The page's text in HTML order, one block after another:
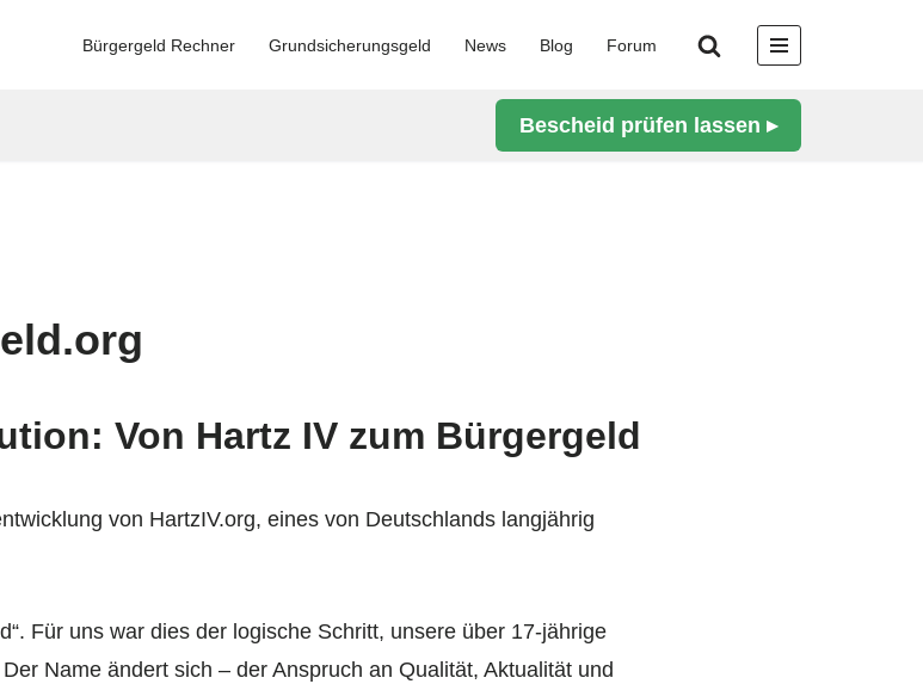
Bürgergeld Rechner Grundsicherungsgeld News Blog Forum
Bescheid prüfen lassen ▸
Von Hartz IV zum Bürgergeld
von HartzIV.org, eines von Deutschlands langjährig
Für uns war dies der logische Schritt, unsere über 17-jährige
Name ändert sich – der Anspruch an Qualität, Aktualität und